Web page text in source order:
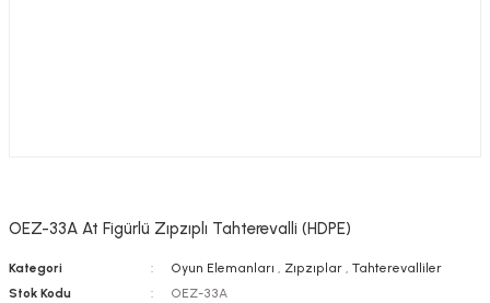
OEZ-33A At Figürlü Zıpzıplı Tahterevalli (HDPE)
Kategori Oyun Elemanları Zıpzıplar
Tahterevalliler
Stok Kodu
OEZ-33A